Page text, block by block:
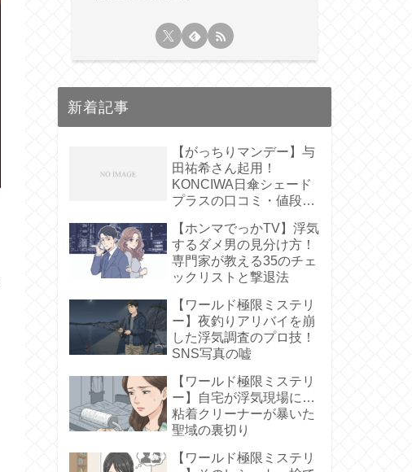
新着記事
【がっちりマンデー】与
田祐希さん起用！
KONCIWA日傘シェード
プラスの口コミ・値段
【ホンマでっかTV】浮気
するダメ男の見分け方！
専門家が教える35のチェ
ックリストと撃退法
【ワールド極限ミステリ
ー】夜釣りアリバイを崩
した浮気調査のプロ技！
SNS写真の嘘
【ワールド極限ミステリ
ー】自宅が浮気現場に…
粘着クリーナーが暴いた
聖域の裏切り
【ワールド極限ミステリ